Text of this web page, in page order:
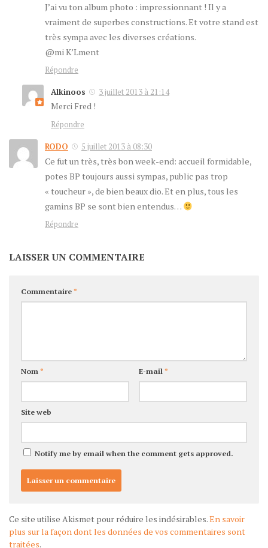
J’ai vu ton album photo : impressionnant ! Il y a
vraiment de superbes constructions. Et votre stand est
très sympa avec les diverses créations.
@mi K’Lment
Répondre
Alkinoos
3 juillet 2013 à 21:14
Merci Fred !
Répondre
RODO 5 juillet 2013 à 08:30
Ce fut un très, très bon week-end: accueil formidable,
potes BP toujours aussi sympas, public pas trop
« toucheur », de bien beaux dio. Et en plus, tous les
gamins BP se sont bien entendus…
Répondre
LAISSER UN COMMENTAIRE
Commentaire*
Nom* E-mail*
Site web
Notify me by email when the comment gets approved.
Ce site utilise Akismet pour réduire les indésirables.En savoir
plus sur la façon dont les données de vos commentaires sont
traitées.